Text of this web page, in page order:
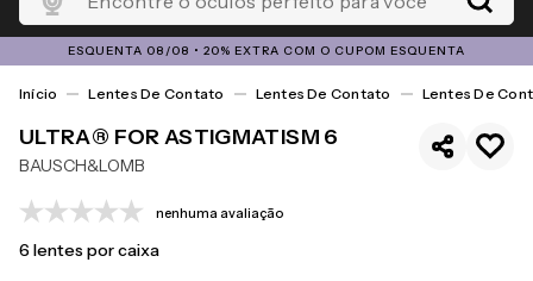
ESQUENTA 08/08 • 20% EXTRA COM O CUPOM ESQUENTA
Lentes De Contato Lentes De Contato Lentes De
ULTRA® FOR ASTIGMATISM 6
BAUSCH&LOMB
nenhuma avaliação
6 lentes por caixa